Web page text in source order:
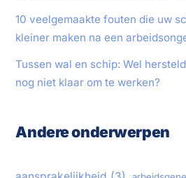
10 veelgemaakte fouten die uw
kleiner maken na een
Tussen wal en schip: Wel
nog niet klaar om te werken?
Andere onderwerpen